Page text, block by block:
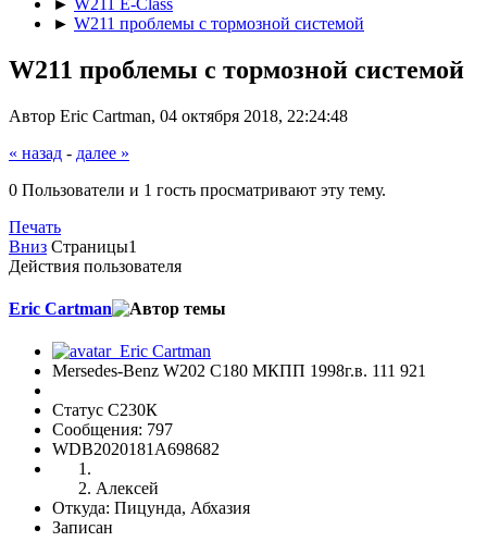
► W211 E-Class
► W211 проблемы с тормозной системой
W211 проблемы с тормозной системой
Автор Eric Cartman, 04 октября 2018, 22:24:48
« назад - далее »
0 Пользователи и 1 гость просматривают эту тему.
Печать
Вниз Страницы1
Действия пользователя
Eric Cartman
Mersedes-Benz W202 C180 МКПП 1998г.в. 111 921
Статус С230К
Сообщения: 797
WDB2020181A698682
Алексей
Откуда: Пицунда, Абхазия
Записан